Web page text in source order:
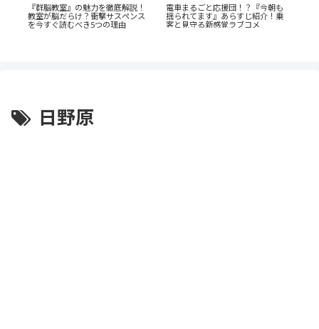
『群脳教室』の魅力を徹底解説！
教室が脳だらけ？衝撃サスペンス
を今すぐ読むべき5つの理由
電車まるごと応援団！？『今朝も
揺られてます』あらすじ紹介！乗
客と見守る新感覚ラブコメ
日野原